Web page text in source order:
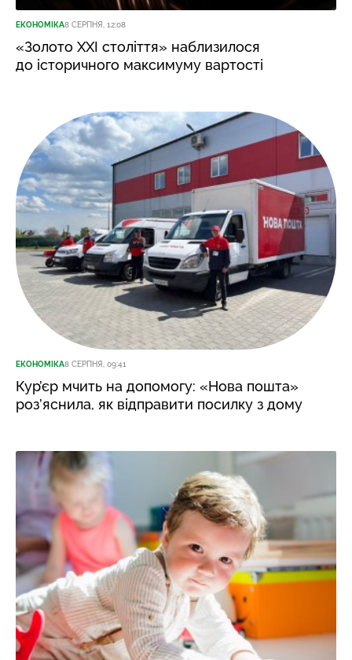
ЕКОНОМІКА8 СЕРПНЯ, 12:08
«Золото XXI століття» наблизилося
до історичного максимуму вартості
ЕКОНОМІКА8 СЕРПНЯ, 09:41
Кур’єр мчить на допомогу: «Нова пошта»
роз’яснила, як відправити посилку з дому